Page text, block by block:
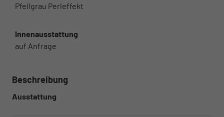
Pfeilgrau Perleffekt
Innenausstattung
auf Anfrage
Beschreibung
Ausstattung